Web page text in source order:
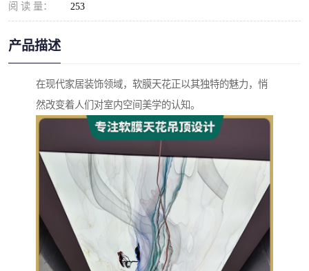
阅 读 量： 253
产品描述
在现代家居装饰领域，软膜天花正以其独特的魅力，悄
然改变着人们对室内空间美学的认知。